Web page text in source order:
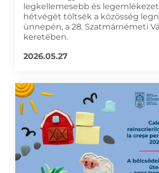
legkellemesebb és
hétvégét töltsék a közösség
ünnepén, a 28. Szatmárnémeti
keretében.
2026.05.27